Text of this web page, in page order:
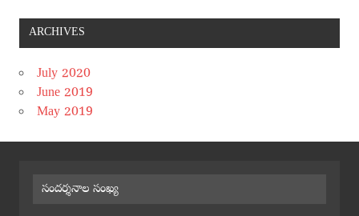
ARCHIVES
July 2020
June 2019
May 2019
సందర్శనాల సంఖ్య